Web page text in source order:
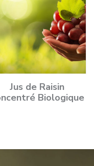
Jus de Raisin
Biologique